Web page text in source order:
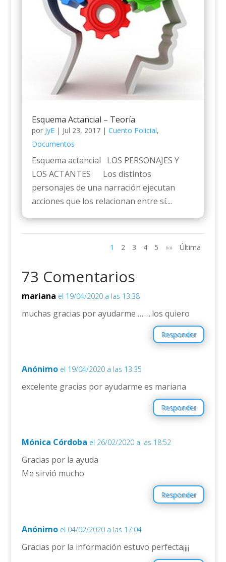
Esquema Actancial – Teoría
por JyE| Jul 23, 2017| Cuento Policial,
Documentos
Esquema actancial LOS PERSONAJES Y
LOS ACTANTES Los distintos
personajes de una narración ejecutan
acciones que los relacionan entre sí....
1 2 3 4 5 »» Última
73 Comentarios
mariana el 19/04/2020 a las 13:38
muchas gracias por ayudarme ……..los quiero
Responder
Anónimo el 19/04/2020 a las 13:35
excelente gracias por ayudarme es mariana
Responder
Mónica Córdoba el 26/02/2020 a las 18:52
Gracias por la ayuda
Me sirvió mucho
Responder
Anónimo el 04/02/2020 a las 17:04
Gracias por la información estuvo perfecta¡¡¡¡